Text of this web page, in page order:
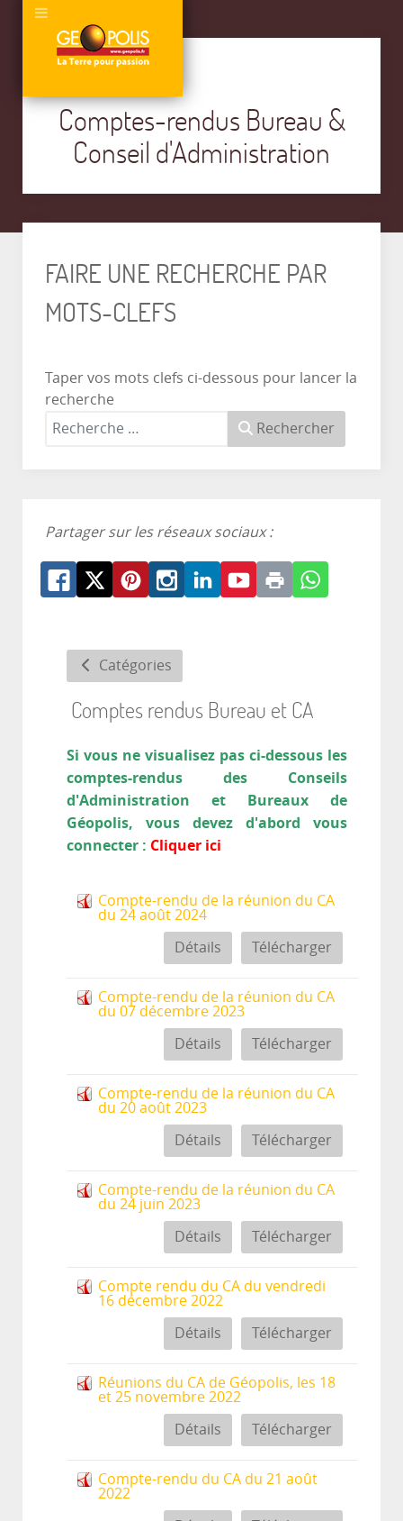
Comptes-rendus Bureau &
Conseil d'Administration
FAIRE UNE RECHERCHE PAR
MOTS-CLEFS
Taper vos mots clefs ci-dessous pour lancer la
recherche
Rechercher
Partager sur les réseaux sociaux :
Catégories
Comptes rendus Bureau et CA
Si vous ne visualisez pas ci-dessous les
comptes-rendus des Conseils
d'Administration et Bureaux de
Géopolis, vous devez d'abord vous
connecter : Cliquer ici
Compte-rendu de la réunion du CA
du 24 août 2024
Télécharger
Détails
Compte-rendu de la réunion du CA
du 07 décembre 2023
Télécharger
Détails
Compte-rendu de la réunion du CA
du 20 août 2023
Télécharger
Détails
Compte-rendu de la réunion du CA
du 24 juin 2023
Télécharger
Détails
Compte rendu du CA du vendredi
16 décembre 2022
Télécharger
Détails
Réunions du CA de Géopolis, les 18
et 25 novembre 2022
Télécharger
Détails
Compte-rendu du CA du 21 août
2022